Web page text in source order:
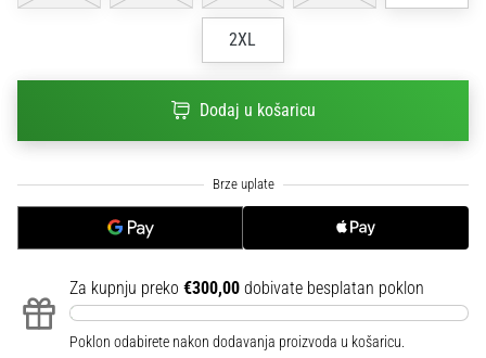
EURO
službenim
Nike,
adidas
PUMA.
dio
svake
utakmice,
2XL
Dodaj u košaricu
Za kupnju preko €300,00 dobivate besplatan poklon
Poklon odabirete nakon dodavanja proizvoda u košaricu.